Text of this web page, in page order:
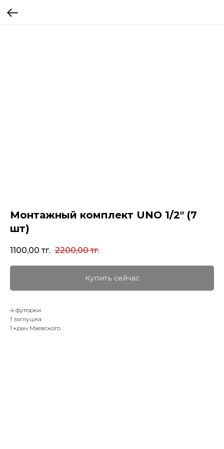
Монтажный комплект UNO 1/2" (7
шт)
1100,00 тг. 2200,00 тг.
Купить сейчас
4 футорки
1 заглушка
1 кран Маевского